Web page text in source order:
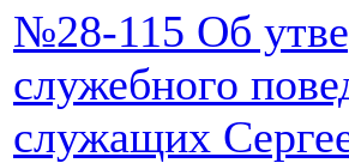
№28-115 Об
служебного
служащих